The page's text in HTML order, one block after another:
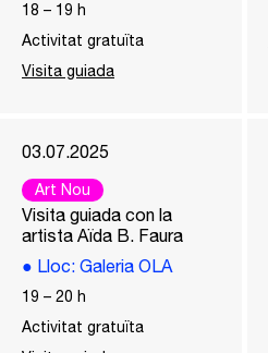
18 – 19 h
Activitat gratuïta
Visita guiada
03.07.2025
Art Nou
Visita guiada con la
artista Aïda B. Faura
● Lloc: Galeria OLA
19 – 20 h
Activitat gratuïta